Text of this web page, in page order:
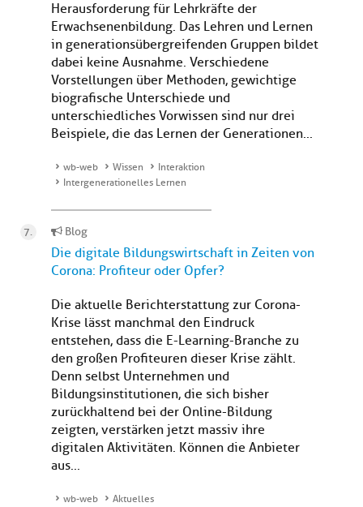
Herausforderung für Lehrkräfte der
Erwachsenenbildung. Das Lehren und Lernen
in generationsübergreifenden Gruppen bildet
dabei keine Ausnahme. Verschiedene
Vorstellungen über Methoden, gewichtige
biografische Unterschiede und
unterschiedliches Vorwissen sind nur drei
Beispiele, die das Lernen der Generationen...
wb-web Wissen
Interaktion
Intergenerationelles Lernen
Blog
Die digitale Bildungswirtschaft in Zeiten von
Corona: Profiteur oder Opfer?
Die aktuelle Berichterstattung zur Corona-
Krise lässt manchmal den Eindruck
entstehen, dass die E-Learning-Branche zu
den großen Profiteuren dieser Krise zählt.
Denn selbst Unternehmen und
Bildungsinstitutionen, die sich bisher
zurückhaltend bei der Online-Bildung
zeigten, verstärken jetzt massiv ihre
digitalen Aktivitäten. Können die Anbieter
aus...
wb-web
Aktuelles